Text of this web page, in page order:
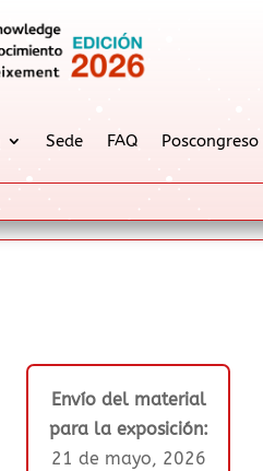
Sede FAQ Poscongreso
Envío del material
para la exposición:
21 de mayo, 2026